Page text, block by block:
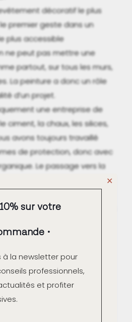
décoratif le plus
premier geste dans un
plus accessible
ne peut pas mettre une
partout, sur tous les murs,
La peinture a donc un rôle
d’un projet.
une entreprise de
ciment, la chaux, les silices,
avons toujours travaillé
de protection, donc avec
Le passage vers la
: la plupart des peintures
acryliques, très
elles sèchent vite,
courantes. Mais elles
issues d’une chimie
✕
sur votre
à la newsletter pour
professionnels,
et profiter